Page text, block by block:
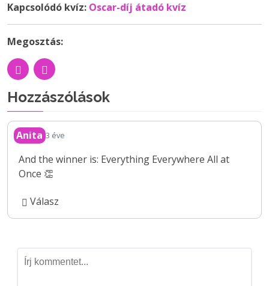
Kapcsolódó kvíz: Oscar-díj átadó kvíz
Megosztás:
Hozzászólások
Anita 3 éve
And the winner is: Everything Everywhere All at
Once 👏
Válasz